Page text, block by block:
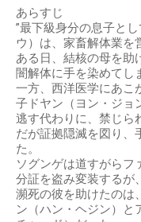
あらすじ
”最下級身分の息子と
ウ）は、家畜解体業を
ある日、結核の母を助
闇解体に手を染めてし
一方、西洋医学にあこ
子ドヤン（ヨン・ジョ
逃す代わりに、禁じら
だが証拠隠滅を図り、
た。
ソグンゲは道すがらフ
分証を盗み変装するが
瀕死の彼を助けたのは
ン（ハン・ヘジン）と